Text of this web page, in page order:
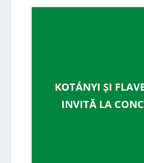
KOTÁNYI ȘI
INVITĂ LA